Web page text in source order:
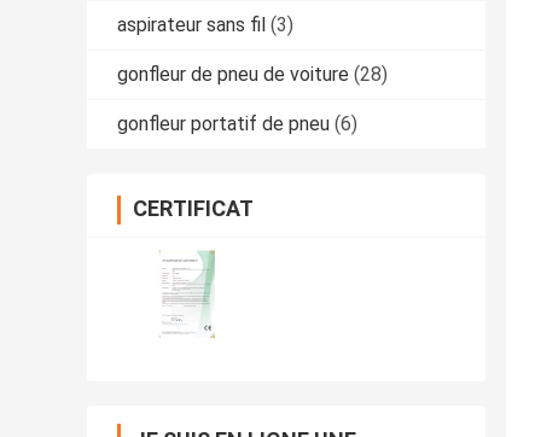
aspirateur sans fil (3)
gonfleur de pneu de voiture (28)
gonfleur portatif de pneu (6)
CERTIFICAT